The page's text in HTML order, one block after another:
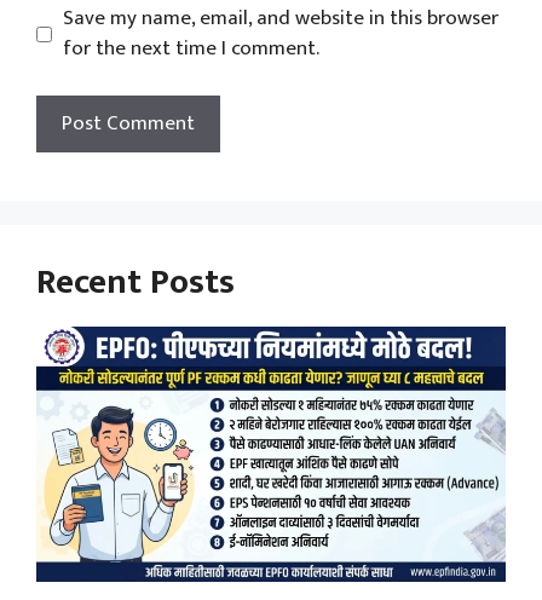
Save my name, email, and website in this browser
for the next time I comment.
Recent Posts